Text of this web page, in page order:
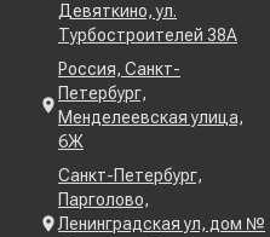
Девяткино, ул.
Турбостроителей 38А
Россия, Санкт-
Петербург,
Менделеевская улица,
6Ж
Санкт-Петербург,
Парголово,
Ленинградская ул, дом №